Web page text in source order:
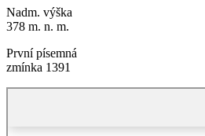
Nadm. výška
378 m. n. m.
První písemná
zmínka 1391